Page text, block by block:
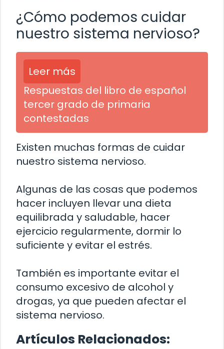
¿Cómo podemos cuidar
nuestro sistema nervioso?
Leer más
Respuestas del libro de español
tercer grado de primaria
contestadas
Existen muchas formas de cuidar
nuestro sistema nervioso.
Algunas de las cosas que podemos
hacer incluyen llevar una dieta
equilibrada y saludable, hacer
ejercicio regularmente, dormir lo
suficiente y evitar el estrés.
También es importante evitar el
consumo excesivo de alcohol y
drogas, ya que pueden afectar el
sistema nervioso.
Artículos Relacionados: